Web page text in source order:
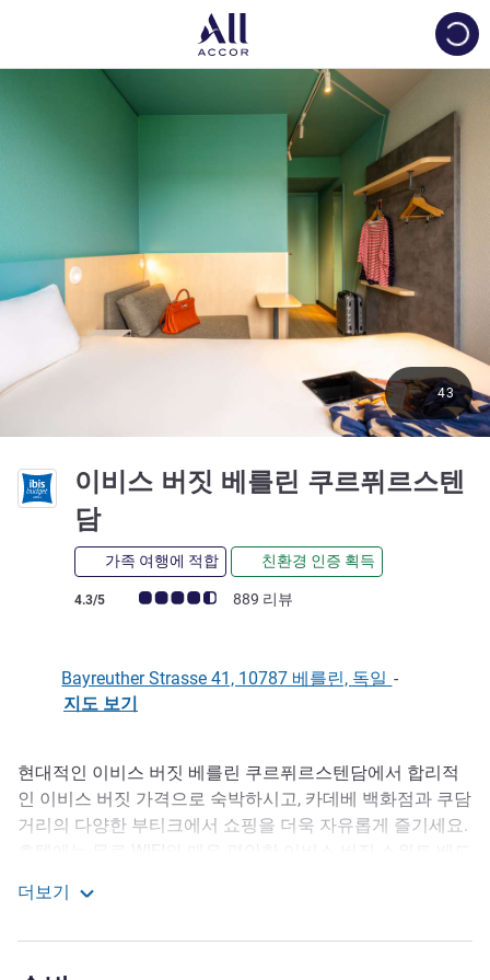
이비스 버짓 베를린 쿠르퓌르스텐
담
가족 여행에 적합 친환경 인증 획득
고객 평점 (ALL 평가)
4.3/5 889 리뷰
43
Bayreuther Strasse 41, 10787 베를린, 독일 -
지도 보기
호텔설명
현대적인 이비스 버짓 베를린 쿠르퓌르스텐담에서 합리적
인 이비스 버짓 가격으로 숙박하시고, 카데베 백화점과 쿠담
거리의 다양한 부티크에서 쇼핑을 더욱 자유롭게 즐기세요.
찍 도착하시나요? 문제없습니다: 오후 3시부터 체크인 가능
더보기